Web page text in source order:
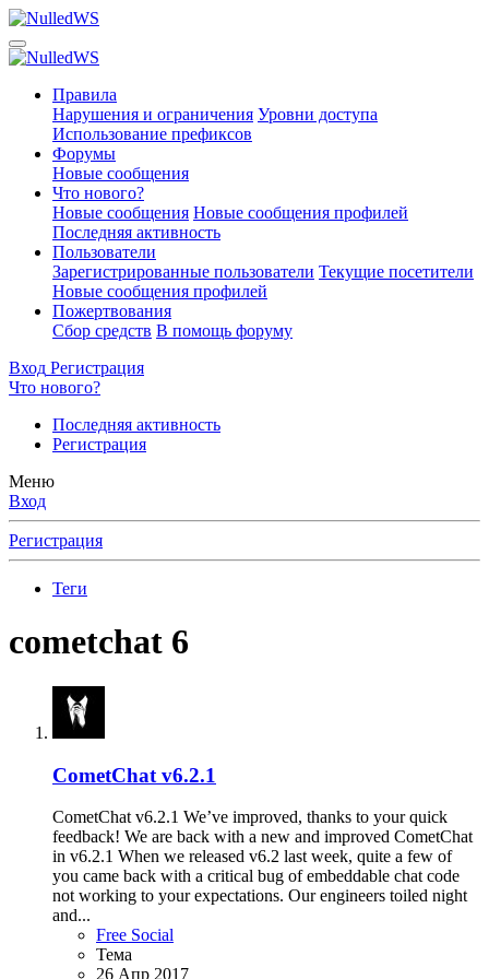
Правила
Нарушения и ограничения Уровни доступа
Использование префиксов
Форумы
Новые сообщения
Что нового?
Новые сообщения Новые сообщения профилей
Последняя активность
Пользователи
Зарегистрированные пользователи Текущие посетители
Новые сообщения профилей
Пожертвования
Сбор средств В помощь форуму
Вход Регистрация
Что нового?
Последняя активность
Регистрация
Меню
Вход
Регистрация
Теги
cometchat 6
CometChat v6.2.1
CometChat v6.2.1 We’ve improved, thanks to your quick
feedback! We are back with a new and improved CometChat
in v6.2.1 When we released v6.2 last week, quite a few of
you came back with a critical bug of embeddable chat code
not working to your expectations. Our engineers toiled night
and...
Free Social
Тема
26 Апр 2017